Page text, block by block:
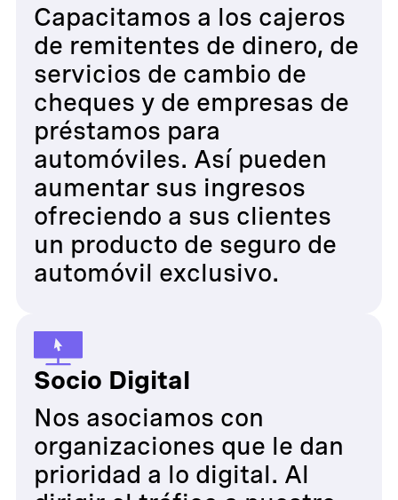
Capacitamos a los cajeros
de remitentes de dinero, de
servicios de cambio de
cheques y de empresas de
préstamos para
automóviles. Así pueden
aumentar sus ingresos
ofreciendo a sus clientes
un producto de seguro de
automóvil exclusivo.
Socio Digital
Nos asociamos con
organizaciones que le dan
prioridad a lo digital. Al